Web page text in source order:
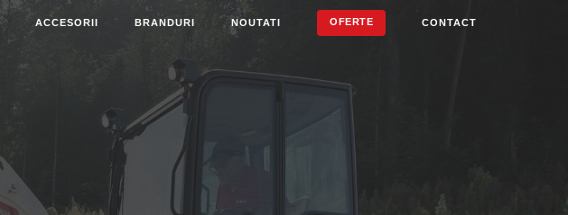
ACCESORII BRANDURI NOUTATI OFERTE CONTACT